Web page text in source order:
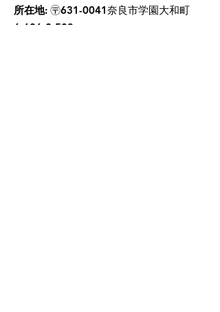
所在地: 〶631-0041奈良市学園大和町
6-696-2-503